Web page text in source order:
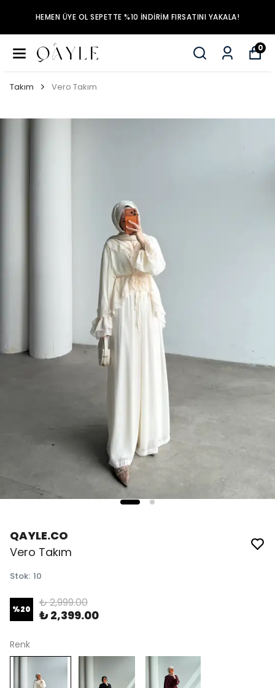
HEMEN ÜYE OL SEPETTE %10 İNDİRİM FIRSATINI YAKALA!
0
Takım Vero Takım
QAYLE.CO
Vero Takım
Stok: 10
%20 ₺ 2,999.00
₺ 2,399.00
Renk